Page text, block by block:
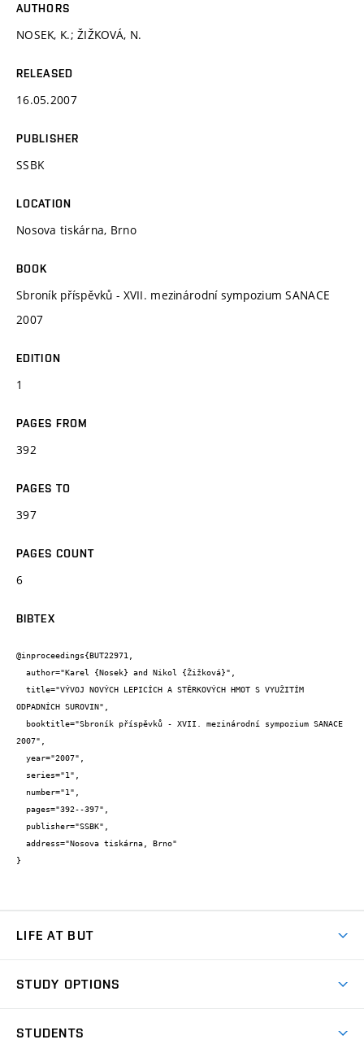
AUTHORS
NOSEK, K.; ŽIŽKOVÁ, N.
RELEASED
16.05.2007
PUBLISHER
SSBK
LOCATION
Nosova tiskárna, Brno
BOOK
Sbroník příspěvků - XVII. mezinárodní sympozium SANACE
2007
EDITION
1
PAGES FROM
392
PAGES TO
397
PAGES COUNT
6
BIBTEX
@inproceedings{BUT22971,
ODPADNÍCH SUROVIN",
2007",
}
LIFE AT BUT
Dormitories
STUDY OPTIONS
STUDENTS